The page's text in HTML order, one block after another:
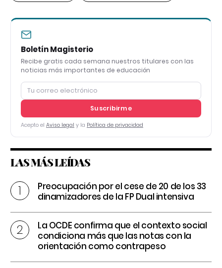
Boletín Magisterio
Recibe gratis cada semana nuestros titulares con las
noticias más importantes de educación
Suscribirme
Acepto el Aviso legal y la Política de privacidad
LAS MÁS LEÍDAS
Preocupación por el cese de 20 de los 33
dinamizadores de la FP Dual intensiva
La OCDE confirma que el contexto social
condiciona más que las notas con la
orientación como contrapeso